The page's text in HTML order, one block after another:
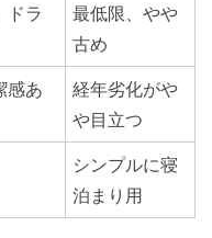
ドラ
最低限、やや
古め
感あ
経年劣化がや
や目立つ
シンプルに寝
泊まり用